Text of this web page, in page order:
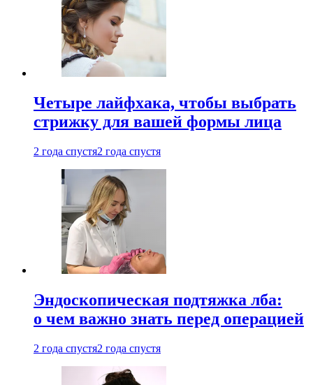
Четыре лайфхака, чтобы выбрать
стрижку для вашей формы лица
2 года спустя2 года спустя
Эндоскопическая подтяжка лба:
о чем важно знать перед операцией
2 года спустя2 года спустя